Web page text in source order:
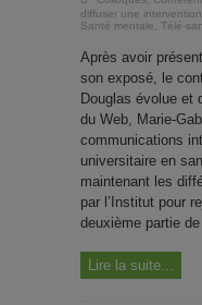
diffuser une intervention
Santé mentale
Télé-
Après avoir
son exposé, le
Douglas évolue et
du Web, Marie-
communications
universitaire en
maintenant les
par l’Institut pour
deuxième partie
Lire la suite...